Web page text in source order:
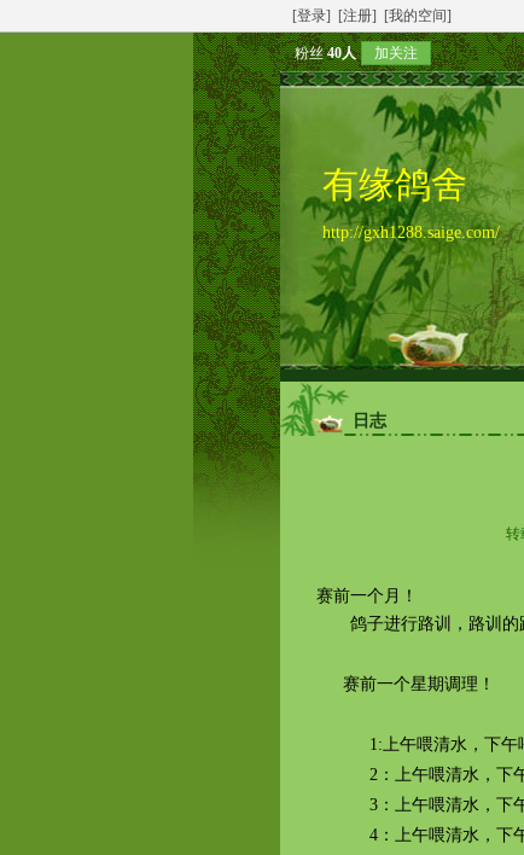
[登录] [注册] [我的空间]
粉丝40人 加关注
有缘鸽舍
http://gxh1288.saige.com/
日志
转
赛前一个月！
鸽子进行路训，路训的距
赛前一个星期调理！
1:上午喂清水，下午喂
2：上午喂清水，下午
3：上午喂清水，下午
4：上午喂清水，下午